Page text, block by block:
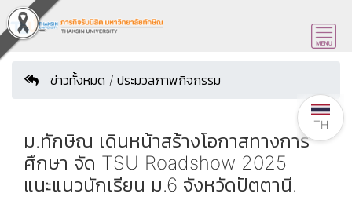
ข่าวทั้งหมด / ประมวลภาพกิจกรรม
ม.ทักษิณ เดินหน้าสร้างโอกาสทางการ
ศึกษา จัด TSU Roadshow 2025
แนะแนวนักเรียน ม.6 จังหวัดปัตตานี.
TH